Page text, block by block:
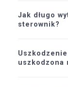
Jak długo
sterownik?
uszkodzona